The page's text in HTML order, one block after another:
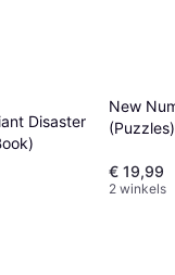
Disaster
New
€ 19,99
2 winkels